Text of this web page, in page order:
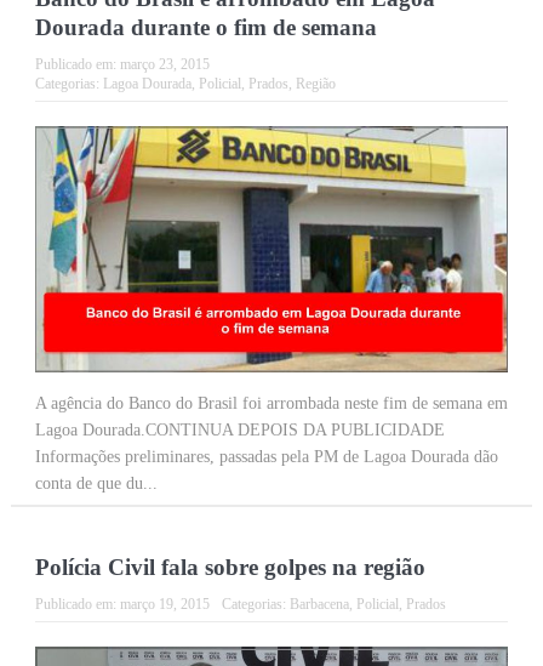
Dourada durante o fim de semana
Publicado em: março 23, 2015
Categorias: Lagoa Dourada, Policial , Prados, Região
A agência do Banco do Brasil foi arrombada neste fim de semana em
Lagoa Dourada.CONTINUA DEPOIS DA PUBLICIDADE
Informações preliminares, passadas pela PM de Lagoa Dourada dão
conta de que du...
Polícia Civil fala sobre golpes na região
Publicado em: março 19, 2015 Categorias: Barbacena, Policial , Prados